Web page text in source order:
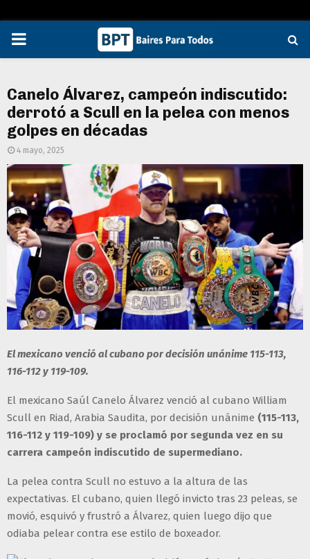
PRIMARY
Canelo Álvarez, campeón indiscutido:
derrotó a Scull en la pelea con menos
golpes en décadas
4 mayo, 2025
El mexicano venció al cubano por decisión unánime 115-113,
116-112 y 119-109.
El mexicano Saúl Canelo Álvarez venció al cubano William
Scull en Riad, Arabia Saudita, por decisión unánime (115-113,
116-112 y 119-109) y se proclamó por segunda vez en su
carrera campeón indiscutido de supermediano.
La pelea contra Scull no estuvo a la altura de las
expectativas. El cubano, quien llegó invicto tras 23 peleas, se
movió, esquivó y frustró a Álvarez, quien luego dijo que
odiaba pelear contra ese estilo de boxeador.